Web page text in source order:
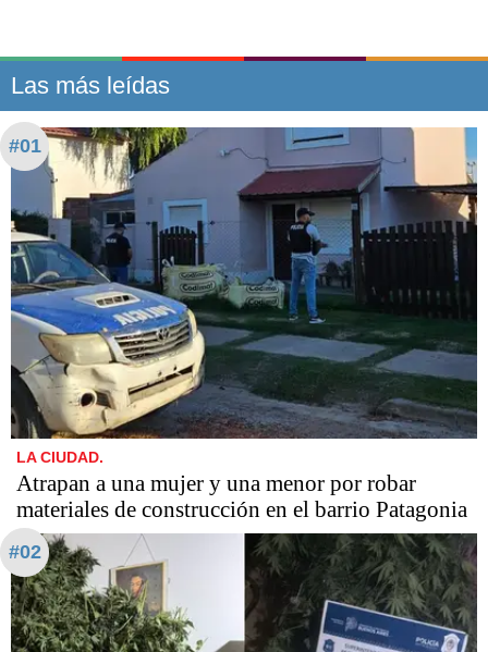
Las más leídas
#01
LA CIUDAD.
Atrapan a una mujer y una menor por robar
materiales de construcción en el barrio Patagonia
#02